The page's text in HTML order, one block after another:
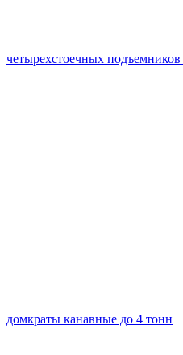
четырехстоечных подъемников
домкраты канавные до 4 тонн